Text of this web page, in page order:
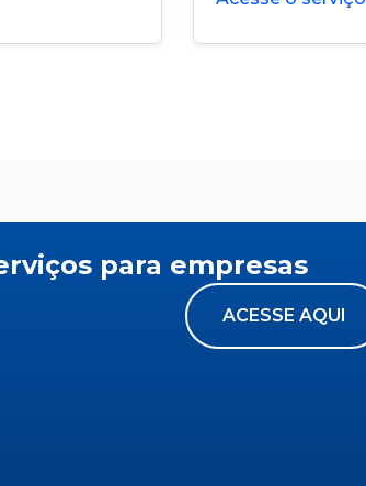
para empresas
ACESSE AQUI